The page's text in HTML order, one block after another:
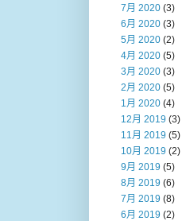
7月 2020 (3)
6月 2020 (3)
5月 2020 (2)
4月 2020 (5)
3月 2020 (3)
2月 2020 (5)
1月 2020 (4)
12月 2019 (3)
11月 2019 (5)
10月 2019 (2)
9月 2019 (5)
8月 2019 (6)
7月 2019 (8)
6月 2019 (2)